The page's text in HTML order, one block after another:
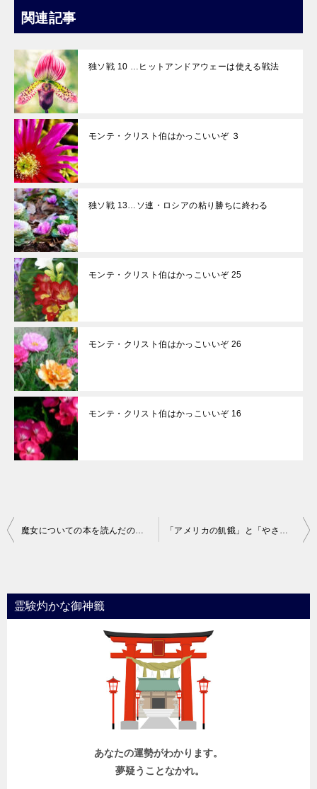
関連記事
独ソ戦 10 …ヒットアンドアウェーは使える戦法
モンテ・クリスト伯はかっこいいぞ ３
独ソ戦 13…ソ連・ロシアの粘り勝ちに終わる
モンテ・クリスト伯はかっこいいぞ 25
モンテ・クリスト伯はかっこいいぞ 26
モンテ・クリスト伯はかっこいいぞ 16
投
ビ
ゲ
魔女についての本を読んだので中身の紹介１ 「アメリカの飢餓」と「やさしい大人」
霊験灼かな御神籤
あなたの運勢がわかります。
夢疑うことなかれ。